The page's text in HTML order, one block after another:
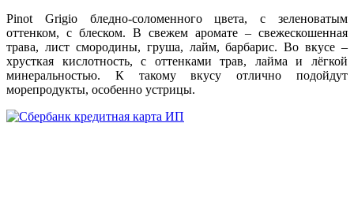
Pinot Grigio бледно-соломенного цвета, с зеленоватым
оттенком, с блеском. В свежем аромате – свежескошенная
трава, лист смородины, груша, лайм, барбарис. Во вкусе –
хрусткая кислотность, с оттенками трав, лайма и лёгкой
минеральностью. К такому вкусу отлично подойдут
морепродукты, особенно устрицы.